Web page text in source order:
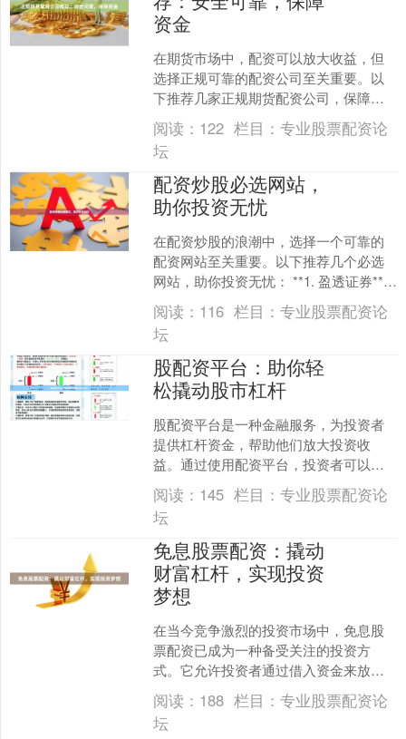
资金
在期货市场中，配资可以放大收益，但
选择正规可靠的配资公司至关重要。以
下推荐几家正规期货配资公司，保障您
的资金安全： **1. 某某期货配资** * 拥有
多年行业....
阅读： 122 栏目：专业股票配资论
坛
配资炒股必选网站，
助你投资无忧
在配资炒股的浪潮中，选择一个可靠的
配资网站至关重要。以下推荐几个必选
网站，助你投资无忧： **1. 盈透证券**
盈透证券是全球领先的在线券商，提供
广泛的配资服....
阅读： 116 栏目：专业股票配资论
坛
股配资平台：助你轻
松撬动股市杠杆
股配资平台是一种金融服务，为投资者
提供杠杆资金，帮助他们放大投资收
益。通过使用配资平台，投资者可以以
较小的本金撬动更大的资金，从而提高
潜在的收益率。 **如何使....
阅读： 145 栏目：专业股票配资论
坛
免息股票配资：撬动
财富杠杆，实现投资
梦想
在当今竞争激烈的投资市场中，免息股
票配资已成为一种备受关注的投资方
式。它允许投资者通过借入资金来放大
其投资规模，从而获得更高的潜在回
报。 免息股票配资的优势显而....
阅读： 188 栏目：专业股票配资论
坛